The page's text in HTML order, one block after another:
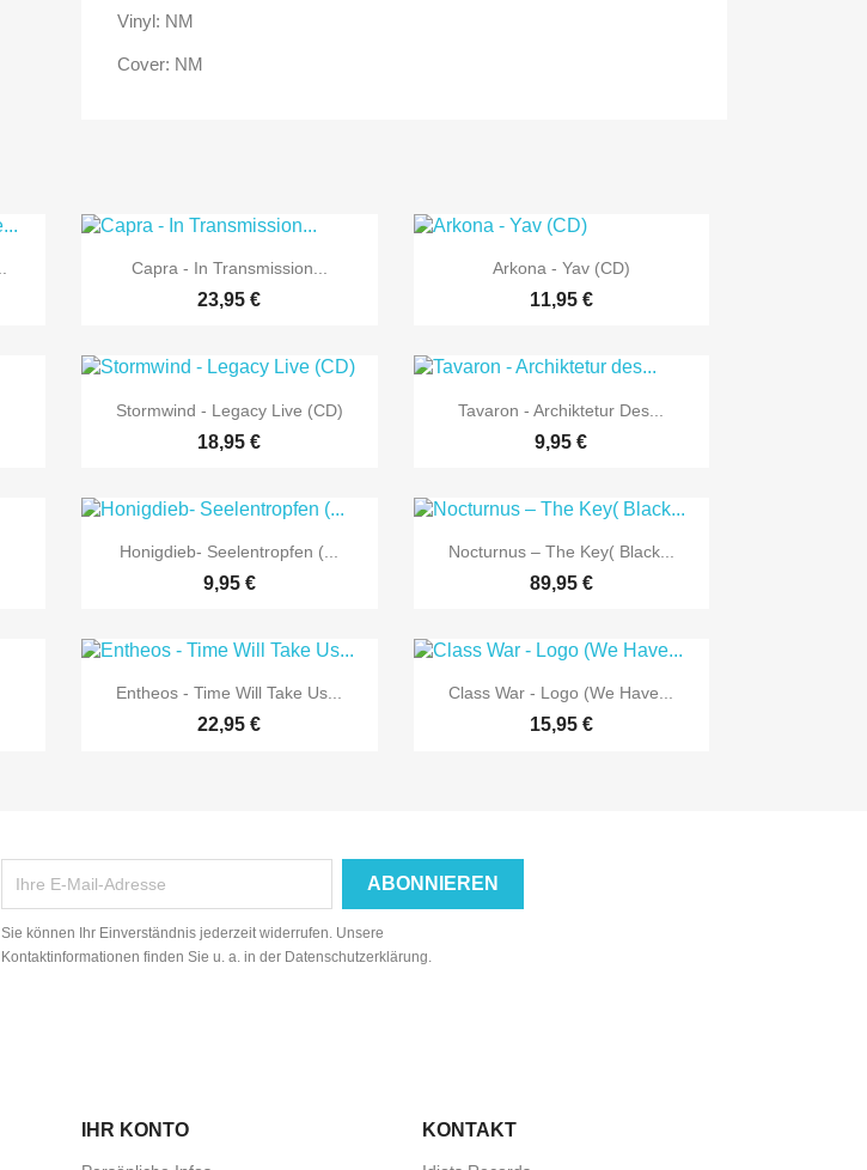
Vinyl: NM
Cover: NM
 Vorschau
Capra - In Transmission...
23,95 €
 Vorschau
Arkona - Yav (CD)
11,95 €
 Vorschau
Stormwind - Legacy Live (CD)
18,95 €
 Vorschau
Tavaron - Archiktetur Des...
9,95 €
 Vorschau
Honigdieb- Seelentropfen (...
9,95 €
 Vorschau
Nocturnus ‎– The Key( Black...
89,95 €
 Vorschau
Entheos - Time Will Take Us...
22,95 €
 Vorschau
Class War - Logo (We Have...
15,95 €
Sie können Ihr Einverständnis jederzeit widerrufen. Unsere
Kontaktinformationen finden Sie u. a. in der Datenschutzerklärung.
IHR KONTO KONTAKT